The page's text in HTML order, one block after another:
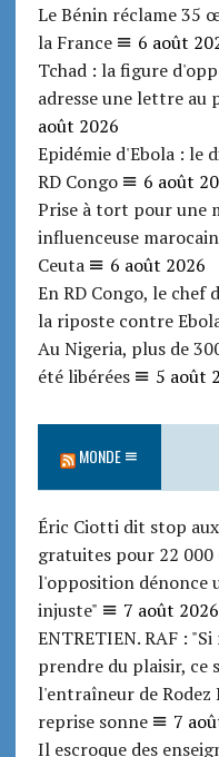
Le Bénin réclame 35
la France
6 août
Tchad : la figure
adresse une lettre au
août 2026
Epidémie d'Ebola : le
RD Congo
6 août
Prise à tort pour une
influenceuse
Ceuta
6 août 2026
En RD Congo, le chef
la riposte contre
Au Nigeria, plus de
été libérées
5 août
MONDE
Éric Ciotti dit stop
gratuites pour 22
l'opposition dénonce
injuste"
7 août 2026
ENTRETIEN. RAF :
prendre du plaisir, ce
l'entraîneur de Rodez
reprise sonne
7
Il escroque des